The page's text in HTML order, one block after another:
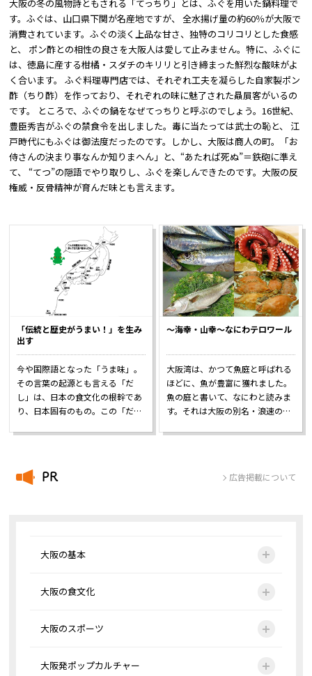
PR 広告掲載について
大阪の基本
大阪の食文化
大阪のスポーツ
大阪発ポップカルチャー
大阪の冬の風物詩ともされる「てっちり」とは、ふぐを用いた鍋料理で
す。ふぐは、山口県下関が名産地ですが、 全水揚げ量の約60％が大阪で
消費されています。ふぐの淡く上品な甘さ、独特のコリコリとした食感
と、 ポン酢との相性の良さを大阪人は愛して止みません。特に、ふぐに
は、徳島に産する柑橘・スダチのキリリと引き締まった鮮烈な酸味がよ
く合います。 ふぐ料理専門店では、それぞれ工夫を凝らした自家製ポン
酢（ちり酢）を作っており、それぞれの味に魅了された贔屓客がいるの
です。 ところで、ふぐの鍋をなぜてっちりと呼ぶのでしょう。16世紀、
豊臣秀吉がふぐの禁食令を出しました。毒に当たっては武士の恥と、 江
戸時代にもふぐは御法度だったのです。しかし、大阪は商人の町。「お
侍さんの決まり事なんか知りまへん」と、“あたれば死ぬ”＝鉄砲に準え
て、 “てつ”の隠語でやり取りし、ふぐを楽しんできたのです。大阪の反
権威・反骨精神が育んだ味とも言えます。
「伝統と歴史がうまい！」を生み
出す
今や国際語となった「うま味」。
その言葉の起源とも言える「だ
し」は、日本の食文化の根幹であ
り、日本固有のもの。この「だ…
～海幸・山幸～なにわテロワール
大阪湾は、かつて魚庭と呼ばれる
ほどに、魚が豊富に獲れました。
魚の庭と書いて、なにわと読みま
す。それは大阪の別名・浪速の…